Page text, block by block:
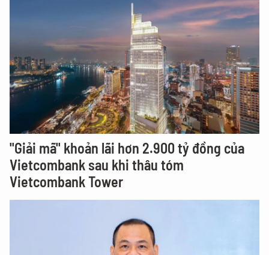
"Giải mã" khoản lãi hơn 2.900 tỷ đồng của
Vietcombank sau khi thâu tóm
Vietcombank Tower